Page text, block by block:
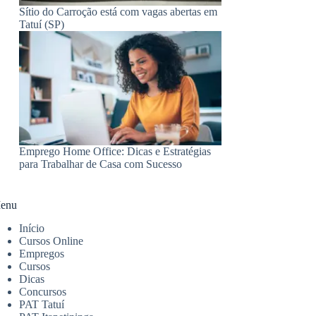
Sítio do Carroção está com vagas abertas em
Tatuí (SP)
Emprego Home Office: Dicas e Estratégias
para Trabalhar de Casa com Sucesso
Início
Cursos Online
Empregos
Cursos
Dicas
Concursos
PAT Tatuí